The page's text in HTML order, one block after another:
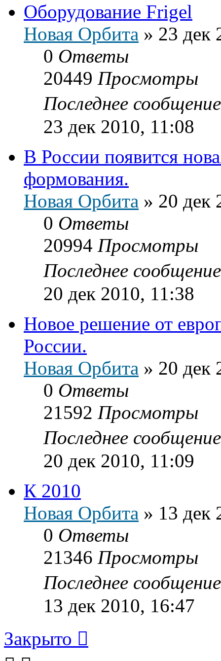
Оборудование Frigel
Новая Орбита » 23 дек
0 Ответы
20449 Просмотры
Последнее
23 дек 2010, 11:08
В России появится
формования.
Новая Орбита » 20 дек
0 Ответы
20994 Просмотры
Последнее
20 дек 2010, 11:38
Новое решение от
России.
Новая Орбита » 20 дек
0 Ответы
21592 Просмотры
Последнее
20 дек 2010, 11:09
К 2010
Новая Орбита » 13 дек
0 Ответы
21346 Просмотры
Последнее
13 дек 2010, 16:47
Закрыто